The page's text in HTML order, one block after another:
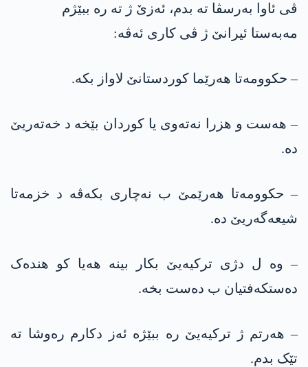
ڤی ئاوا بەرسڤا تە بدم، ئەزێ ژ تە رە ببێژم
مەبەستا ئیرانێ ژ ڤی کاری ئەڤە:
– حکوومەتا هەرێما کوردستانێ لاواز بکە.
– هەست و هزرا نەتەوی یا کوردان بێخە د خەتەریێ
دە.
– حکوومەتا هەرێمێ ب نەچاری بکەڤە د خزمەتا
شیعەگەریێ دە.
– وە ل دژی ترکیەیێ بکار بینە هەیا کو هندەک
دەستکەفتیان ب دەست بخە.
– هەرتم ژ ترکیەیێ رە ببێژە ئەز دکارم رەوشا تە
تێک بدم.